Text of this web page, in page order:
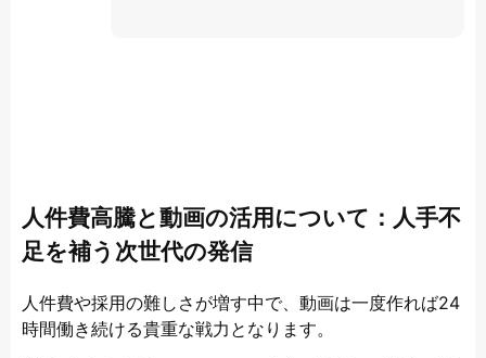
人件費高騰と動画の活用について：人手不
足を補う次世代の発信
人件費や採用の難しさが増す中で、動画は一度作れば24
時間働き続ける貴重な戦力となります。